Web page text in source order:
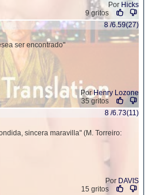
Por Hicks
9 gritos
8 /6.59(27)
ser encontrado"
PorHenry Lozone
35 gritos
8 /6.73(11)
sincera maravilla" (M. Torreiro:
Por DAVIS
15 gritos